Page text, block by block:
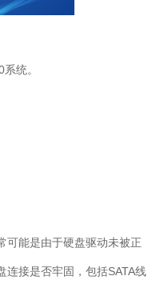
统。
可能是由于硬盘驱动未被正
连接是否牢固，包括SATA线